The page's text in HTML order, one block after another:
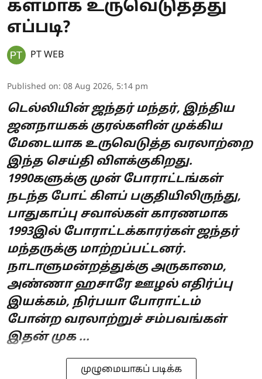
களமாக உருவெடுத்தது
எப்படி?
PT WEB
Published on: 08 Aug 2026, 5:14 pm
டெல்லியின் ஜந்தர் மந்தர், இந்திய
ஜனநாயகக் குரல்களின் முக்கிய
மேடையாக உருவெடுத்த வரலாற்றை
இந்த செய்தி விளக்குகிறது.
1990களுக்கு முன் போராட்டங்கள்
நடந்த போட் கிளப் பகுதியிலிருந்து,
பாதுகாப்பு சவால்கள் காரணமாக
1993இல் போராட்டக்காரர்கள் ஜந்தர்
மந்தருக்கு மாற்றப்பட்டனர்.
நாடாளுமன்றத்துக்கு அருகாமை,
அண்ணா ஹசாரே ஊழல் எதிர்ப்பு
இயக்கம், நிர்பயா போராட்டம்
போன்ற வரலாற்றுச் சம்பவங்கள்
இதன் முக ...
முழுமையாகப் படிக்க